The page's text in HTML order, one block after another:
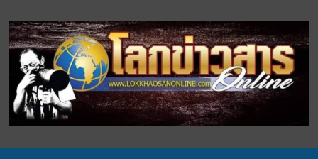
to
content